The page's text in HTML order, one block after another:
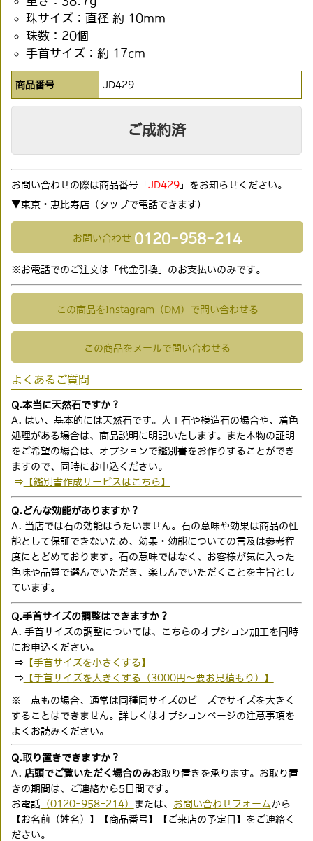
珠サイズ：直径 約 10mm
珠数：20個
手首サイズ：約 17cm
商品番号 JD429
ご成約済
お問い合わせの際は商品番号「 JD429」をお知らせください。
▼東京・恵比寿店（タップで電話できます)
お問い合わせ 0120-958-214
※お電話でのご注文は「代金引換」のお支払いのみです。
この商品をInstagram（DM）で問い合わせる
この商品をメールで問い合わせる
よくあるご質問
Q.本当に天然石ですか？
A. はい、基本的には天然石です。人工石や模造石の場合や、着色
処理がある場合は、商品説明に明記いたします。また本物の証明
をご希望の場合は、オプションで鑑別書をお作りすることができ
ますので、同時にお申込ください。
⇒ 【鑑別書作成サービスはこちら】
Q.どんな効能がありますか？
A. 当店では石の効能はうたいません。石の意味や効果は商品の性
能として保証できないため、効果・効能についての言及は参考程
度にとどめております。石の意味ではなく、お客様が気に入った
色味や品質で選んでいただき、楽しんでいただくことを主旨とし
ています。
Q.手首サイズの調整はできますか？
A. 手首サイズの調整については、こちらのオプション加工を同時
にお申込ください。
⇒ 【手首サイズを小さくする】
⇒ 【手首サイズを大きくする（3000円〜要お見積もり）】
※一点もの場合、通常は同種同サイズのビーズでサイズを大きく
することはできません。詳しくはオプションページの注意事項を
よくお読みください。
Q.取り置きできますか？
A. 店頭でご覧いただく場合のみお取り置きを承ります。お取り置
きの期間は、ご連絡から5日間です。
お電話（0120-958-214） または、 お問い合わせフォーム から
【お名前（姓名）】【商品番号】【ご来店の予定日】をご連絡く
ださい。